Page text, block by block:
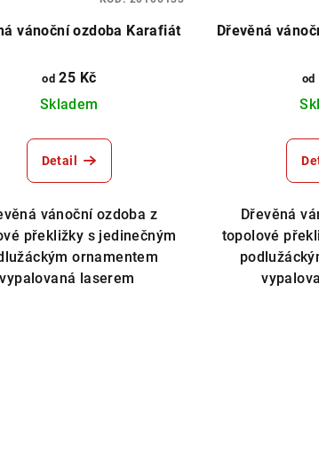
vánoční ozdoba Karafiát
od25 Kč
Skladem
Detail
vánoční ozdoba z
překližky s jedinečným
ornamentem
vypalovaná laserem
Dřevěná
od
Dřevěná
topolové